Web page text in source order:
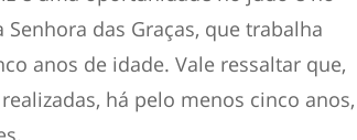
das Graças, que trabalha
anos de idade. Vale ressaltar que,
há pelo menos cinco anos,